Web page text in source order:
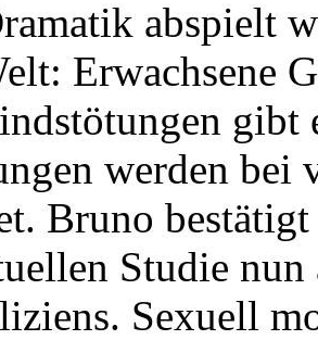
abspielt
Erwachsene
gibt
werden bei
Bruno
Studie
Sexuell